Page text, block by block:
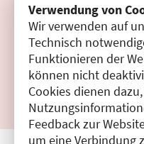
Verwendung von
Wir verwenden auf
Technisch
Funktionieren der
können nicht
Cookies dienen
Feedback zur
um eine Verbindung
Filter
Ergebnisse